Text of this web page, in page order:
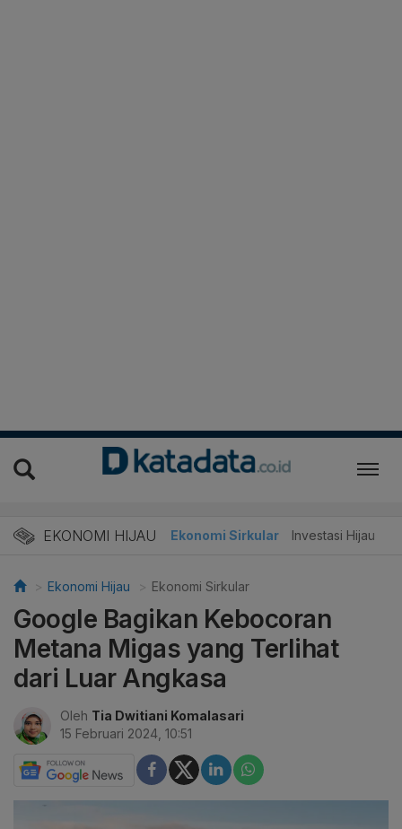
EKONOMI HIJAU
Energi Baru Ekonomi Sirkular Investasi Hijau
Ekonomi Hijau Ekonomi Sirkular
Google Bagikan Kebocoran
Metana Migas yang Terlihat
dari Luar Angkasa
Oleh Tia Dwitiani Komalasari
15 Februari 2024, 10:51